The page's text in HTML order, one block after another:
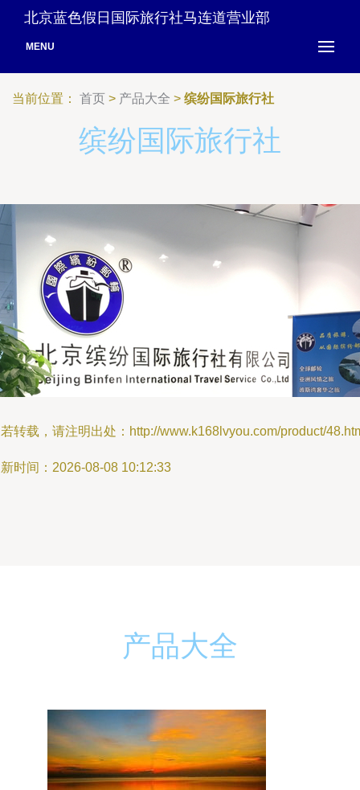
北京蓝色假日国际旅行社马连道营业部
MENU
当前位置： 首页 > 产品大全 > 缤纷国际旅行社
缤纷国际旅行社
转载，请注明出处：http://www.k168lvyou.com/product/
时间：2026-08-08 10:12:33
产品大全